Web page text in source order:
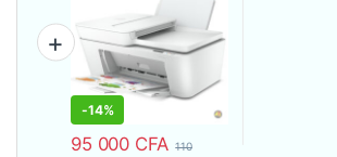
-14%
95 000 CFA 110